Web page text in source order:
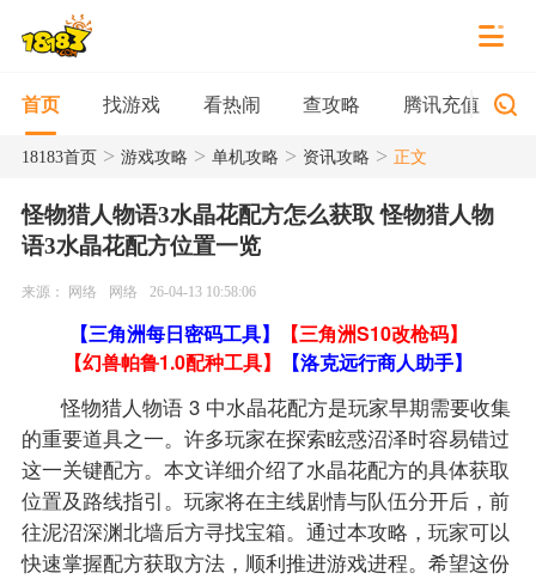
首页 找游戏 看热闹 查攻略 腾讯充值
18183首页> 游戏攻略 > 单机攻略 > 资讯攻略 > 正文
怪物猎人物语3水晶花配方怎么获取 怪物猎人物
语3水晶花配方位置一览
来源： 网络 网络 26-04-13 10:58:06
【三角洲每日密码工具】
【三角洲S10改枪码】
【幻兽帕鲁1.0配种工具】
【洛克远行商人助手】
怪物猎人物语 3 中水晶花配方是玩家早期需要收集
的重要道具之一。许多玩家在探索眩惑沼泽时容易错过
这一关键配方。本文详细介绍了水晶花配方的具体获取
位置及路线指引。玩家将在主线剧情与队伍分开后，前
往泥沼深渊北墙后方寻找宝箱。通过本攻略，玩家可以
快速掌握配方获取方法，顺利推进游戏进程。希望这份